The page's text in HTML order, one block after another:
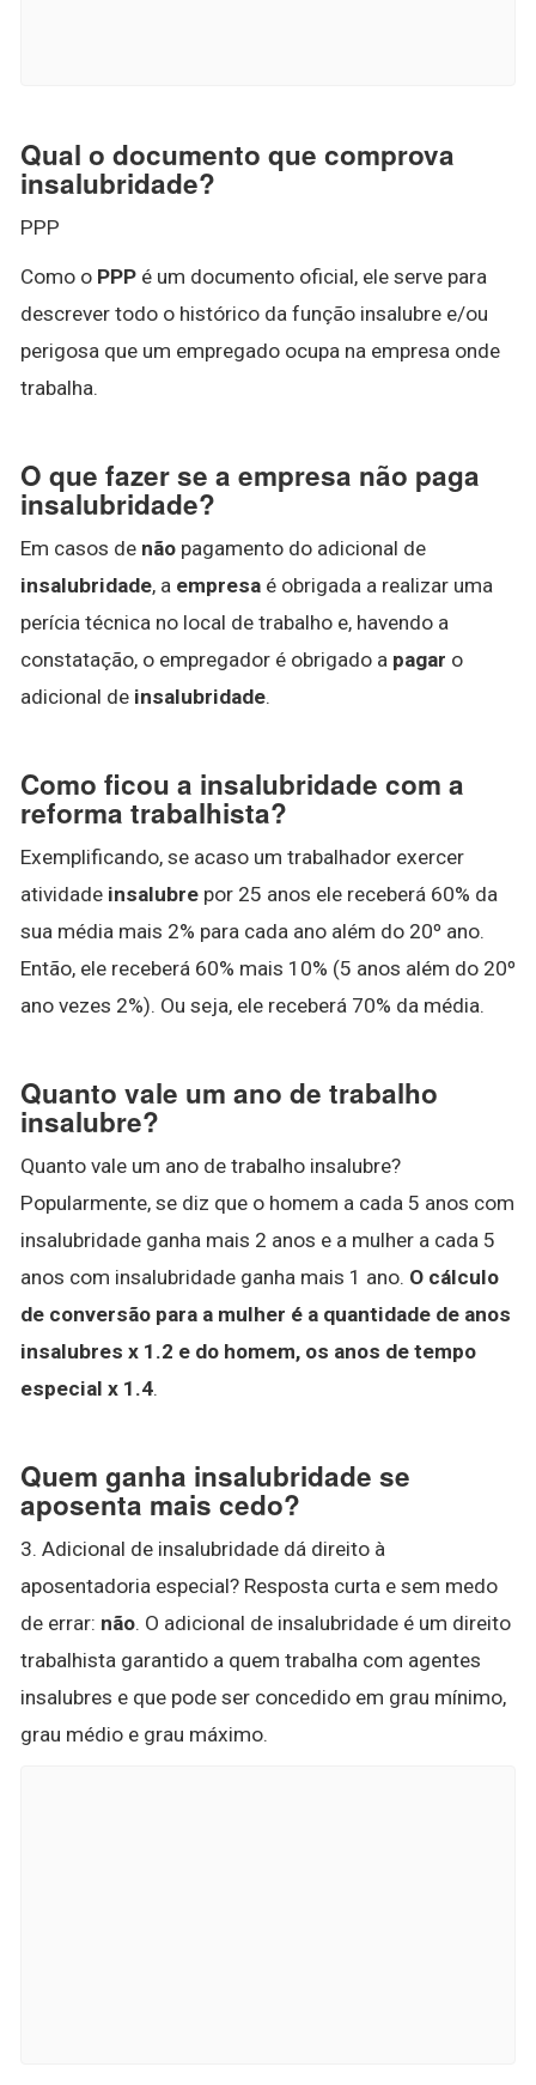
Qual o documento que comprova
insalubridade?
PPP
Como o PPP é um documento oficial, ele serve para
descrever todo o histórico da função insalubre e/ou
perigosa que um empregado ocupa na empresa onde
trabalha.
O que fazer se a empresa não paga
insalubridade?
Em casos de não pagamento do adicional de
insalubridade, a empresa é obrigada a realizar uma
perícia técnica no local de trabalho e, havendo a
constatação, o empregador é obrigado a pagar o
adicional de insalubridade.
Como ficou a insalubridade com a
reforma trabalhista?
Exemplificando, se acaso um trabalhador exercer
atividade insalubre por 25 anos ele receberá 60% da
sua média mais 2% para cada ano além do 20º ano.
Então, ele receberá 60% mais 10% (5 anos além do 20º
ano vezes 2%). Ou seja, ele receberá 70% da média.
Quanto vale um ano de trabalho
insalubre?
Quanto vale um ano de trabalho insalubre?
Popularmente, se diz que o homem a cada 5 anos com
insalubridade ganha mais 2 anos e a mulher a cada 5
anos com insalubridade ganha mais 1 ano. O cálculo
de conversão para a mulher é a quantidade de anos
insalubres x 1.2 e do homem, os anos de tempo
especial x 1.4.
Quem ganha insalubridade se
aposenta mais cedo?
3. Adicional de insalubridade dá direito à
aposentadoria especial? Resposta curta e sem medo
de errar: não. O adicional de insalubridade é um direito
trabalhista garantido a quem trabalha com agentes
insalubres e que pode ser concedido em grau mínimo,
grau médio e grau máximo.